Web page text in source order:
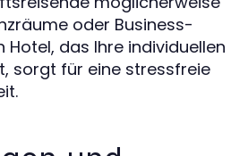
oder Business-
Hotel, das Ihre individuellen
sorgt für eine stressfreie